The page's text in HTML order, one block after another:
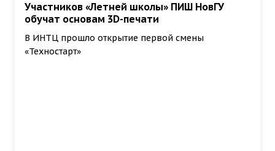
Участников «Летней школы» ПИШ НовГУ
обучат основам 3D-печати
В ИНТЦ прошло открытие первой смены
«Техностарт»